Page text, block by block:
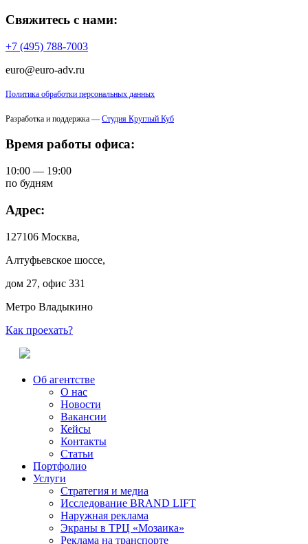
Свяжитесь с нами:
+7 (495) 788-7003
euro@euro-adv.ru
Политика обработки персональных данных
Разработка и поддержка — Студия Круглый Куб
Время работы офиса:
10:00 — 19:00
по будням
Адрес:
127106 Москва,
Алтуфьевское шоссе,
дом 27, офис 331
Метро Владыкино
Как проехать?
Об агентстве
О нас
Новости
Вакансии
Кейсы
Контакты
Статьи
Портфолио
Услуги
Стратегия и медиа
Исследование BRAND LIFT
Наружная реклама
Экраны в ТРЦ «Мозаика»
Реклама на транспорте